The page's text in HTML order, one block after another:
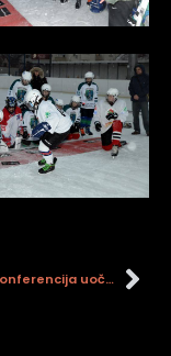
Tiskovna konferencija uoči Noći muzeja 2015.